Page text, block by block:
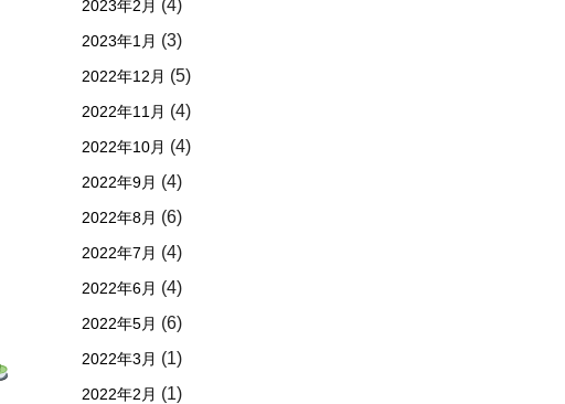
2023年2月 (4)
2023年1月 (3)
2022年12月 (5)
2022年11月 (4)
2022年10月 (4)
2022年9月 (4)
2022年8月 (6)
2022年7月 (4)
2022年6月 (4)
2022年5月 (6)
2022年3月 (1)
2022年2月 (1)